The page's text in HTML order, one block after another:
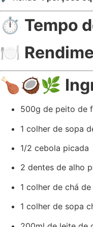
⏱️ Tempo
🍽️
🍗🥥🌿
500g de peito de
1 colher de sopa
1/2 cebola picada
2 dentes de alho
1 colher de chá
1 colher de sopa